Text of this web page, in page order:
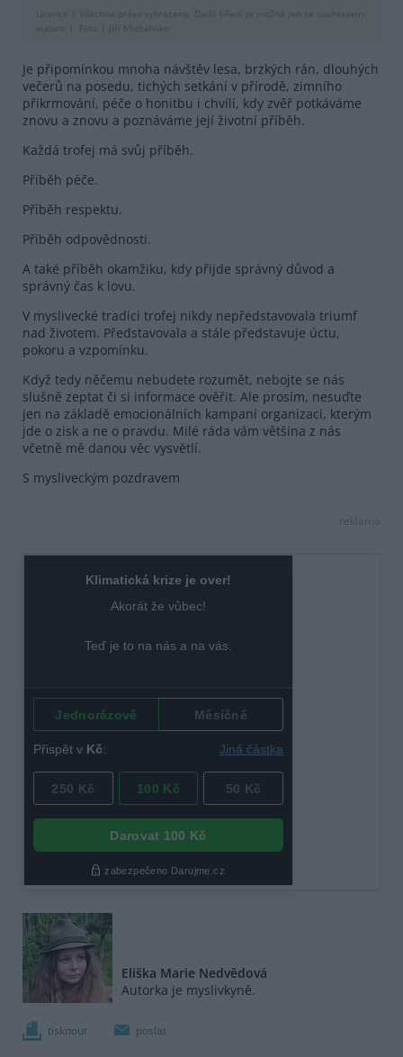
Licence |
Všechna práva vyhrazena. Další šíření je možné jen se souhlasem
autora
Foto | Jiří Michalisko
Je připomínkou mnoha návštěv lesa, brzkých rán, dlouhých
večerů na posedu, tichých setkání v přírodě, zimního
přikrmování, péče o honitbu i chvílí, kdy zvěř potkáváme
znovu a znovu a poznáváme její životní příběh.
Každá trofej má svůj příběh.
Příběh péče.
Příběh respektu.
Příběh odpovědnosti.
A také příběh okamžiku, kdy přijde správný důvod a
správný čas k lovu.
V myslivecké tradici trofej nikdy nepředstavovala triumf
nad životem. Představovala a stále představuje úctu,
pokoru a vzpomínku.
Když tedy něčemu nebudete rozumět, nebojte se nás
slušně zeptat či si informace ověřit. Ale prosím, nesuďte
jen na základě emocionálních kampaní organizací, kterým
jde o zisk a ne o pravdu. Milé ráda vám většina z nás
včetně mě danou věc vysvětlí.
S mysliveckým pozdravem
reklama
Eliška Marie Nedvědová
Autorka je myslivkyně.
tisknout poslat